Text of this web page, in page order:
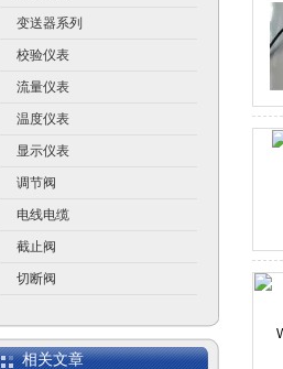
变送器系列
校验仪表
流量仪表
温度仪表
显示仪表
调节阀
电线电缆
截止阀
切断阀
相关文章